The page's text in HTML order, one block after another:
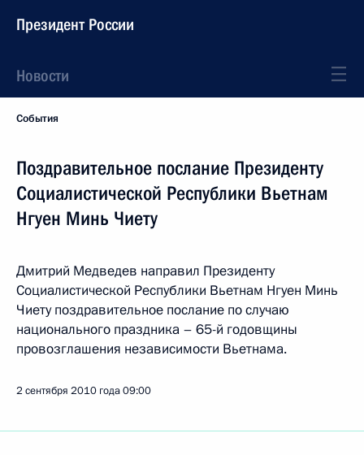
Президент России
Новости
События
Поздравительное послание Президенту
Социалистической Республики Вьетнам
Нгуен Минь Чиету
Дмитрий Медведев направил Президенту
Социалистической Республики Вьетнам Нгуен Минь
Чиету поздравительное послание по случаю
национального праздника – 65-й годовщины
провозглашения независимости Вьетнама.
2 сентября 2010 года09:00